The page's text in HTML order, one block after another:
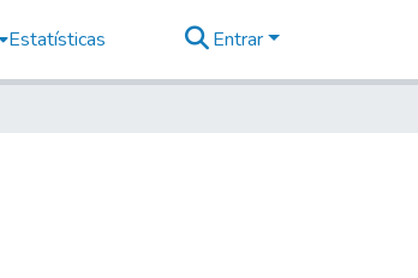
Estatísticas Entrar